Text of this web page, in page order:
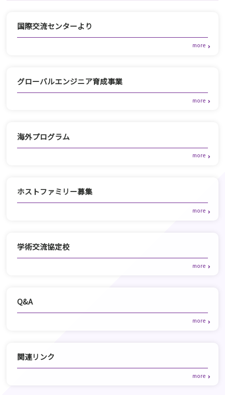
国際交流センターより
グローバルエンジニア育成事業
海外プログラム
ホストファミリー募集
学術交流協定校
Q&A
関連リンク